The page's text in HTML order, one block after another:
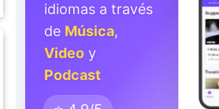
idiomas a través
de Música,
Video y
Podcast